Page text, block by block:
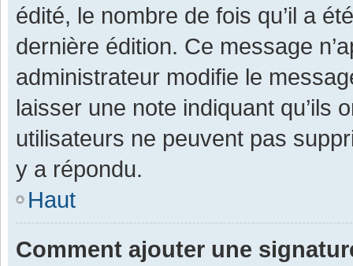
édité, le nombre de fois qu’il a
dernière édition. Ce message
administrateur modifie le
laisser une note indiquant qu’ils
utilisateurs ne peuvent pas
y a répondu.
Haut
Comment ajouter une